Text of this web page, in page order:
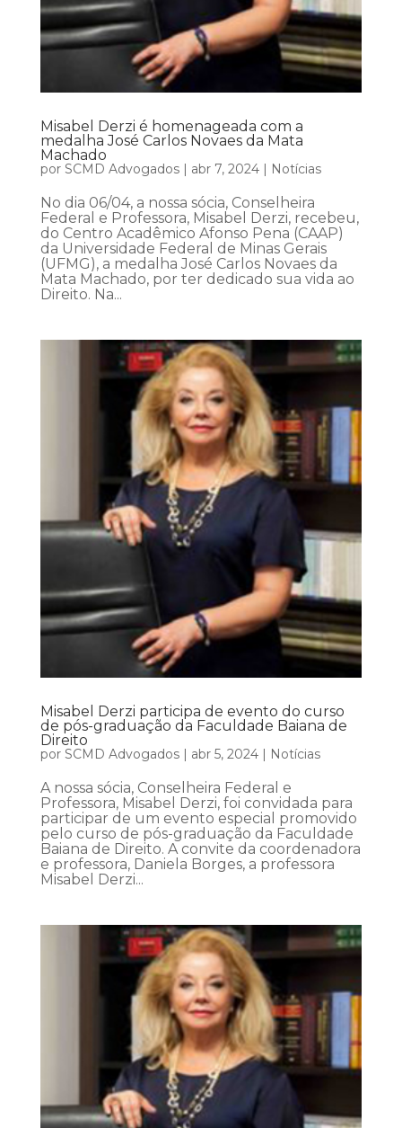
Misabel Derzi é homenageada com a
medalha José Carlos Novaes da Mata
Machado
por SCMD Advogados| abr 7, 2024| Notícias
No dia 06/04, a nossa sócia, Conselheira
Federal e Professora, Misabel Derzi, recebeu,
do Centro Acadêmico Afonso Pena (CAAP)
da Universidade Federal de Minas Gerais
(UFMG), a medalha José Carlos Novaes da
Mata Machado, por ter dedicado sua vida ao
Direito. Na...
Misabel Derzi participa de evento do curso
de pós-graduação da Faculdade Baiana de
Direito
por SCMD Advogados| abr 5, 2024| Notícias
A nossa sócia, Conselheira Federal e
Professora, Misabel Derzi, foi convidada para
participar de um evento especial promovido
pelo curso de pós-graduação da Faculdade
Baiana de Direito. A convite da coordenadora
e professora, Daniela Borges, a professora
Misabel Derzi...